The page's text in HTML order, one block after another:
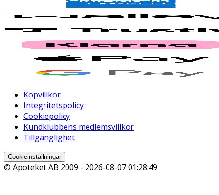
Köpvillkor
Integritetspolicy
Cookiepolicy
Kundklubbens medlemsvillkor
Tillgänglighet
Cookieinställningar
© Apoteket AB 2009 - 2026-08-07 01:28:49